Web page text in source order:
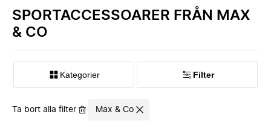
SPORTACCESSOARER FRÅN MAX
& CO
Kategorier Filter
Ta bort alla filter Max & Co